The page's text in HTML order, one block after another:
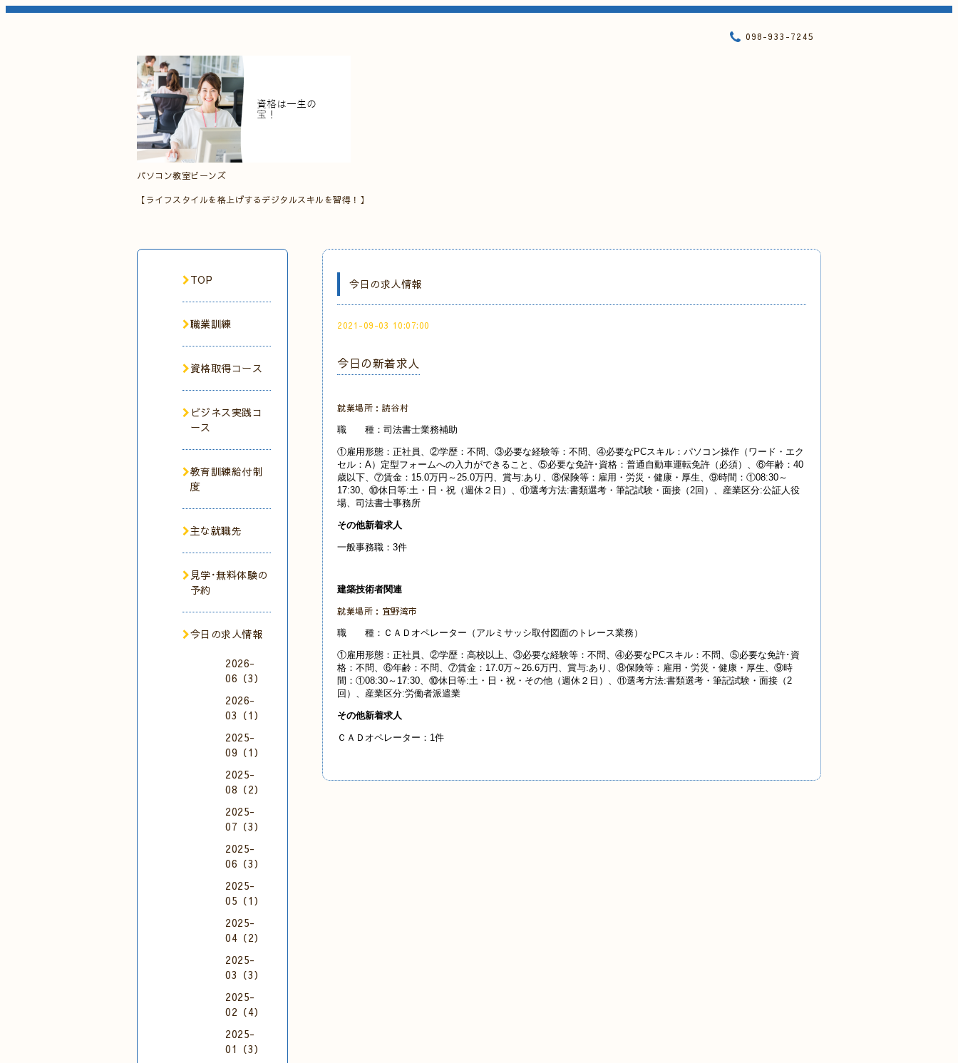
パソコン教室ビーンズ
【ライフスタイルを格上げするデジタルスキルを習得！】
098-933-7245
今日の求人情報
2021-09-03 10:07:00
今日の新着求人
就業場所：読谷村
職 種：司法書士業務補助
①雇用形態：正社員、②学歴：不問、③必要な経験等：不問、④必要なPCスキル：パソコン操作（ワード・エク
セル：A）定型フォームへの入力ができること、⑤必要な免許･資格：普通自動車運転免許（必須）、⑥年齢：40
歳以下、⑦賃金：15.0万円～25.0万円、賞与:あり、⑧保険等：雇用・労災・健康・厚生、⑨時間：①08:30～
17:30、⑩休日等:土・日・祝（週休２日）、⑪選考方法:書類選考・筆記試験・面接（2回）、産業区分:公証人役
場、司法書士事務所
その他新着求人
一般事務職：3件
建築技術者関連
就業場所：宜野湾市
職 種：ＣＡＤオペレーター（アルミサッシ取付図面のトレース業務）
①雇用形態：正社員、②学歴：高校以上、③必要な経験等：不問、④必要なPCスキル：不問、⑤必要な免許･資
格：不問、⑥年齢：不問、⑦賃金：17.0万～26.6万円、賞与:あり、⑧保険等：雇用・労災・健康・厚生、⑨時
間：①08:30～17:30、⑩休日等:土・日・祝・その他（週休２日）、⑪選考方法:書類選考・筆記試験・面接（2
回）、産業区分:労働者派遣業
その他新着求人
ＣＡＤオペレーター：1件
TOP
職業訓練
資格取得コース
ビジネス実践コ
ース
教育訓練給付制
度
主な就職先
見学･無料体験の
予約
今日の求人情報
2026-
06（3）
2026-
03（1）
2025-
09（1）
2025-
08（2）
2025-
07（3）
2025-
06（3）
2025-
05（1）
2025-
04（2）
2025-
03（3）
2025-
02（4）
2025-
01（3）